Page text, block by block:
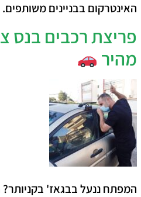
האינטרקום בבניינים משותפים.
פריצת רכבים בנס
מהיר
המפתח ננעל בבגאז'